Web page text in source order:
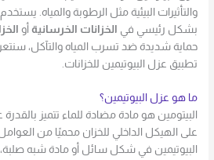
والتأثيرات البيئية مثل الرطوبة والمياه.
بشكل رئيسي في الخزانات الخرسانية أو
حماية شديدة ضد تسرب المياه والتآكل،
تطبيق عزل البيوتيمين للخزانات.
ما هو عزل البيوتيمين؟
البيتومين هو مادة مضادة للماء تتميز
على الهيكل الداخلي للخزان محميًا من
البيوتيمين في شكل سائل أو مادة شبه صلبة،